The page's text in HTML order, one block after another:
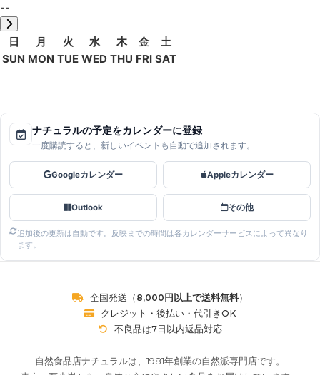
--
日
SUN
月
MON
火
TUE
水
WED
木
THU
金
FRI
土
SAT
ナチュラルの予定をカレンダーに登録
一度購読すると、新しいイベントも自動で追加されます。
Googleカレンダー Appleカレンダー
Outlook その他
追加後の更新は自動です。反映までの時間は各カレンダーサービスによって異なり
ます。
全国発送（ 8,000円以上で送料無料）
クレジット・後払い・代引きOK
不良品は7日以内返品対応
自然食品店ナチュラルは、1981年創業の自然派専門店です。